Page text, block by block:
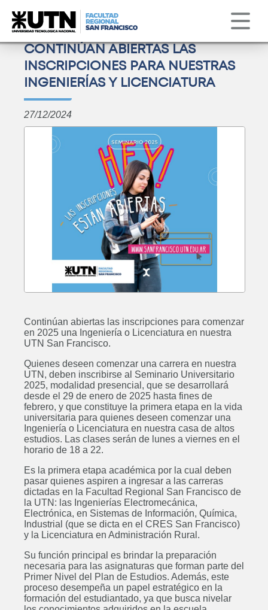
Institucional Obs. Astronómico
CONTINÚAN ABIERTAS LAS
INSCRIPCIONES PARA NUESTRAS
INGENIERÍAS Y LICENCIATURA
27/12/2024
Continúan abiertas las inscripciones para comenzar
en 2025 una Ingeniería o Licenciatura en nuestra
UTN San Francisco.
Quienes deseen comenzar una carrera en nuestra
UTN, deben inscribirse al Seminario Universitario
2025, modalidad presencial, que se desarrollará
desde el 29 de enero de 2025 hasta fines de
febrero, y que constituye la primera etapa en la vida
universitaria para quienes deseen comenzar una
Ingeniería o Licenciatura en nuestra casa de altos
estudios. Las clases serán de lunes a viernes en el
horario de 18 a 22.
Es la primera etapa académica por la cual deben
pasar quienes aspiren a ingresar a las carreras
dictadas en la Facultad Regional San Francisco de
la UTN: las Ingenierías Electromecánica,
Electrónica, en Sistemas de Información, Química,
Industrial (que se dicta en el CRES San Francisco)
y la Licenciatura en Administración Rural.
Su función principal es brindar la preparación
necesaria para las asignaturas que forman parte del
Primer Nivel del Plan de Estudios. Además, este
proceso desempeña un papel estratégico en la
formación del estudiantado, ya que busca nivelar